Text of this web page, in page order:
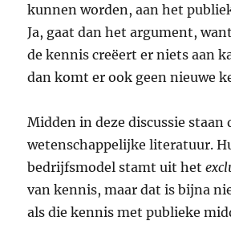
kunnen worden, aan het
Ja, gaat dan het argument,
de kennis creëert er niets aan
dan komt er ook geen nieuwe
Midden in deze discussie staan
wetenschappelijke literatuur.
bedrijfsmodel stamt uit het
van kennis, maar dat is bijna
als die kennis met publieke